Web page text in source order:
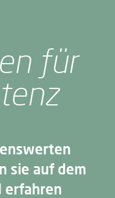
für
sie auf dem
erfahren